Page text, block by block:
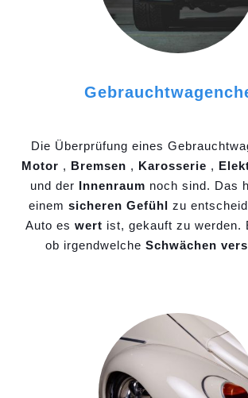
Die Überprüfung eines
Motor , Bremsen , Karosserie ,
und der Innenraum noch sind. Das
einem sicheren Gefühl zu
Auto es wert ist, gekauft zu werden.
ob irgendwelche Schwächen